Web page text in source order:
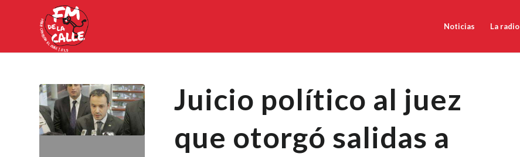
Noticias La radio
Juicio político al juez
que otorgó salidas a